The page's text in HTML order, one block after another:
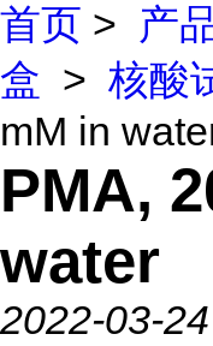
首页 > 产
盒 > 核酸
mM in
PMA,
water
2022-03-24